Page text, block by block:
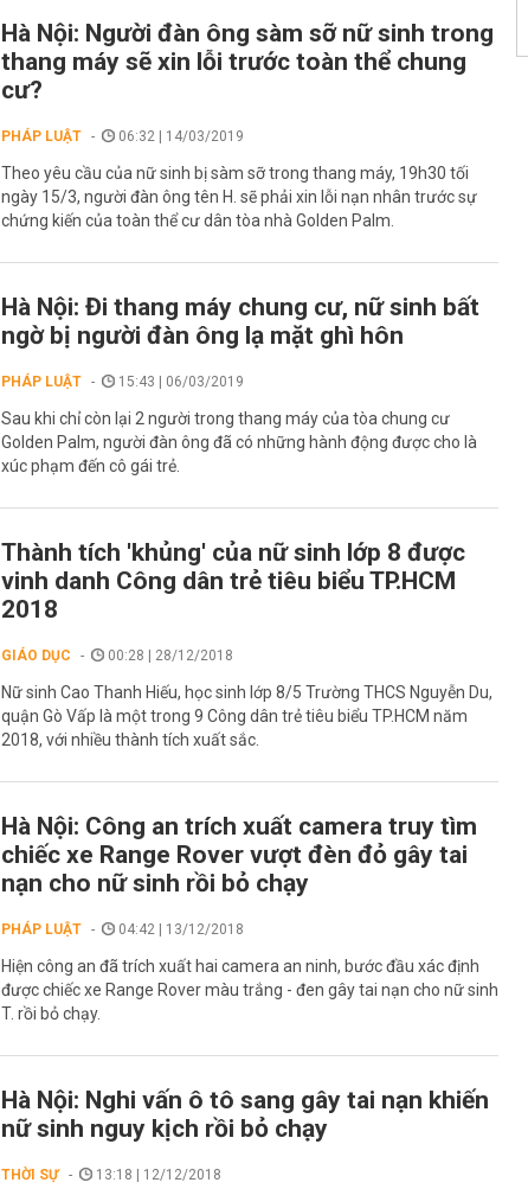
Hà Nội: Người đàn ông sàm sỡ nữ sinh trong
thang máy sẽ xin lỗi trước toàn thể chung
cư?
PHÁP LUẬT 06:32 | 14/03/2019
Theo yêu cầu của nữ sinh bị sàm sỡ trong thang máy, 19h30 tối
ngày 15/3, người đàn ông tên H. sẽ phải xin lỗi nạn nhân trước sự
chứng kiến của toàn thể cư dân tòa nhà Golden Palm.
Hà Nội: Đi thang máy chung cư, nữ sinh bất
ngờ bị người đàn ông lạ mặt ghì hôn
PHÁP LUẬT 15:43 | 06/03/2019
Sau khi chỉ còn lại 2 người trong thang máy của tòa chung cư
Golden Palm, người đàn ông đã có những hành động được cho là
xúc phạm đến cô gái trẻ.
Thành tích 'khủng' của nữ sinh lớp 8 được
vinh danh Công dân trẻ tiêu biểu TP.HCM
2018
GIÁO DỤC 00:28 | 28/12/2018
Nữ sinh Cao Thanh Hiếu, học sinh lớp 8/5 Trường THCS Nguyễn Du,
quận Gò Vấp là một trong 9 Công dân trẻ tiêu biểu TP.HCM năm
2018, với nhiều thành tích xuất sắc.
Hà Nội: Công an trích xuất camera truy tìm
chiếc xe Range Rover vượt đèn đỏ gây tai
nạn cho nữ sinh rồi bỏ chạy
PHÁP LUẬT 04:42 | 13/12/2018
Hiện công an đã trích xuất hai camera an ninh, bước đầu xác định
được chiếc xe Range Rover màu trắng - đen gây tai nạn cho nữ sinh
T. rồi bỏ chạy.
Hà Nội: Nghi vấn ô tô sang gây tai nạn khiến
nữ sinh nguy kịch rồi bỏ chạy
THỜI SỰ 13:18 | 12/12/2018